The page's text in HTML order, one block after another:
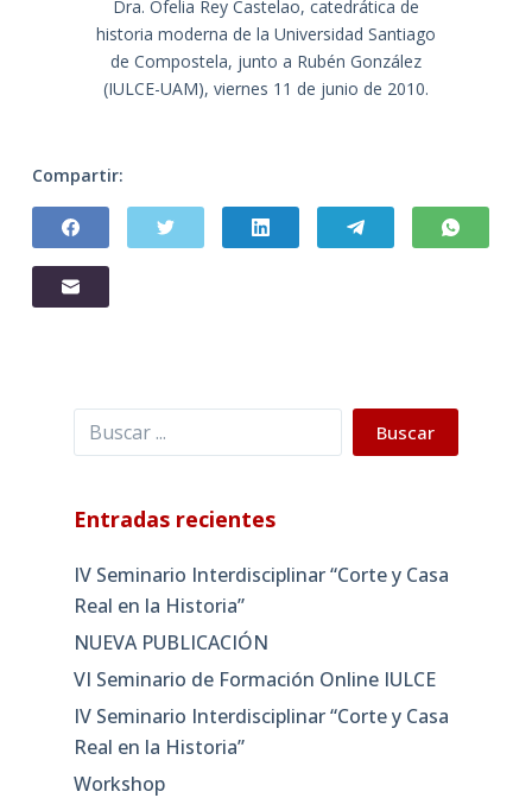
Dra. Ofelia Rey Castelao, catedrática de
historia moderna de la Universidad Santiago
de Compostela, junto a Rubén González
(IULCE-UAM), viernes 11 de junio de 2010.
Compartir:
Buscar Buscar
Entradas recientes
IV Seminario Interdisciplinar “Corte y Casa
Real en la Historia”
NUEVA PUBLICACIÓN
VI Seminario de Formación Online IULCE
IV Seminario Interdisciplinar “Corte y Casa
Real en la Historia”
Workshop